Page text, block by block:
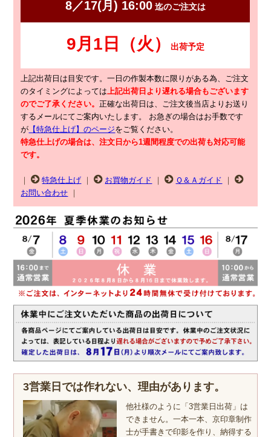
上記出荷日は目安です。一日の作製本数に限りがある為、ご注文
のタイミングによっては 上記出荷日より遅れる場合もございます
のでご了承ください。正確な出荷日は、ご注文後当店よりお送り
するメールにてご案内いたします。 お急ぎの場合はお手数です
が 【特急仕上げ】のページをご覧ください。
特急仕上げの場合は、注文日から1週間程度での出荷も対応可能
です。
｜ 特急仕上げ ｜ お買物ガイド ｜ Ｑ＆Ａガイド ｜
お問い合わせ ｜
3営業日では作れない、理由があります。
他社様のように「3営業日出荷」は
できません。一本一本、京印章制作
士が手書きで印影を作り、納得する